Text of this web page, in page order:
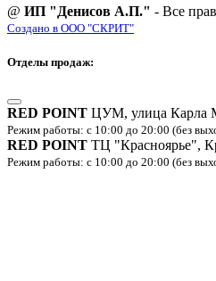
@ ИП "Денисов А.П." - Все
Создано в ООО "СКРИТ"
Отделы продаж:
RED POINT ЦУМ, улица Карла
Режим работы: с 10:00 до 20:00 (без
RED POINT ТЦ "Красноярье",
Режим работы: с 10:00 до 20:00 (без